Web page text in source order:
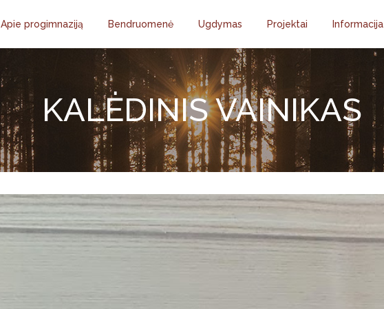
Apie progimnaziją Bendruomenė Ugdymas Projektai Informacija
KALĖDINIS VAINIKAS